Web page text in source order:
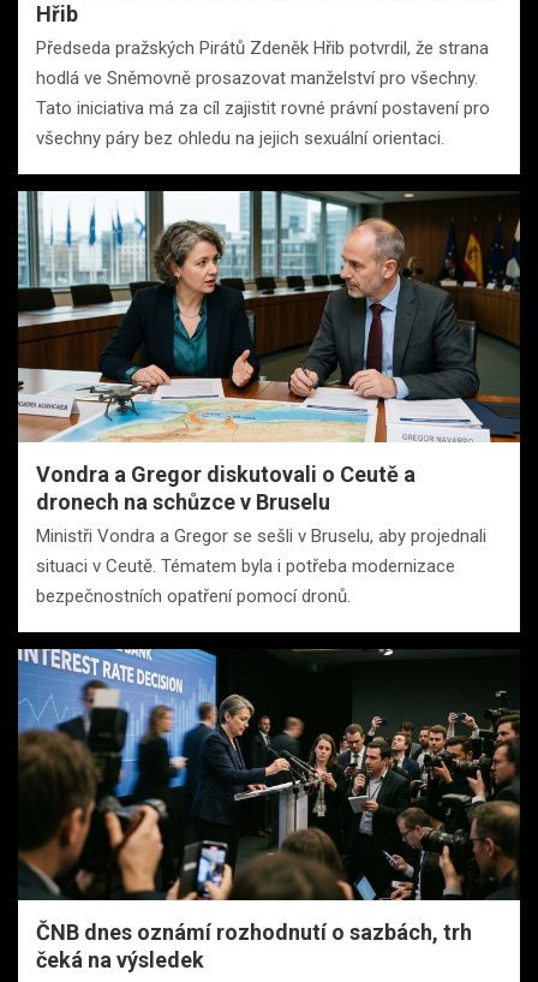
Hřib
Předseda pražských Pirátů Zdeněk Hřib potvrdil, že strana
hodlá ve Sněmovně prosazovat manželství pro všechny.
Tato iniciativa má za cíl zajistit rovné právní postavení pro
všechny páry bez ohledu na jejich sexuální orientaci.
Vondra a Gregor diskutovali o Ceutě a
dronech na schůzce v Bruselu
Ministři Vondra a Gregor se sešli v Bruselu, aby projednali
situaci v Ceutě. Tématem byla i potřeba modernizace
bezpečnostních opatření pomocí dronů.
ČNB dnes oznámí rozhodnutí o sazbách, trh
čeká na výsledek